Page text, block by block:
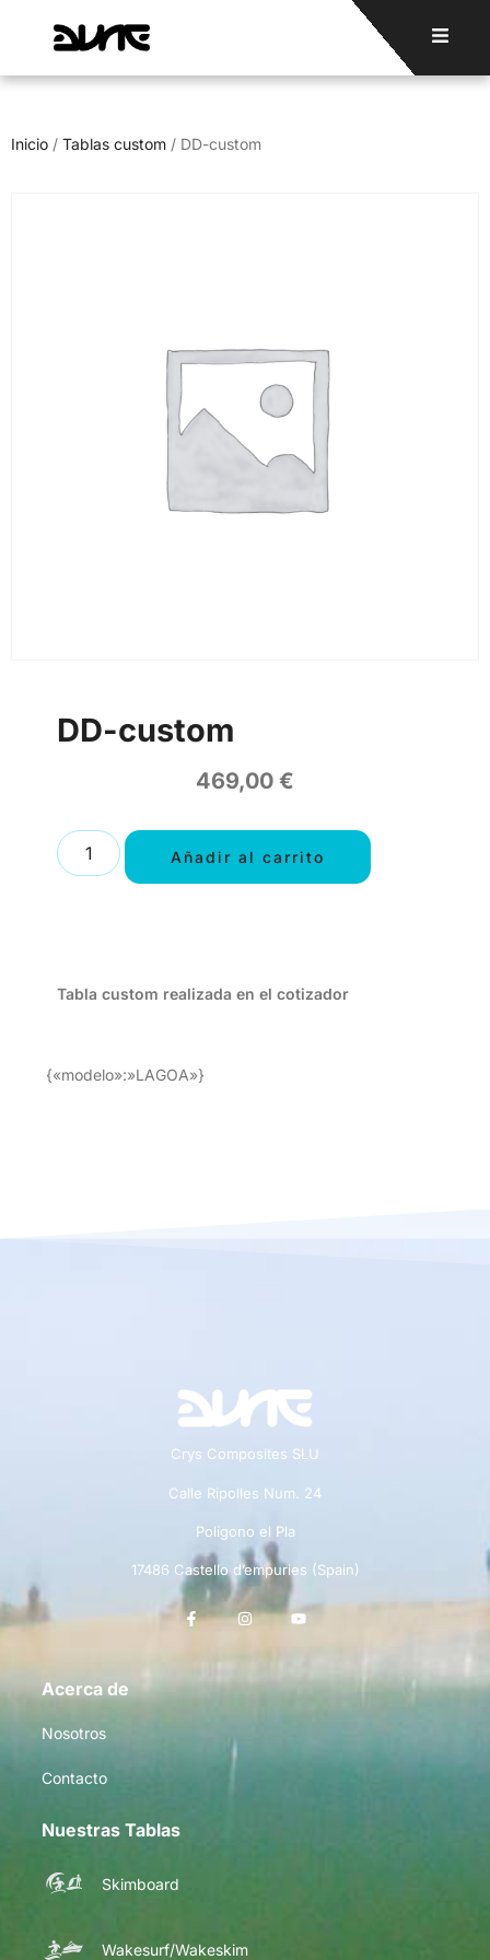
Inicio / Tablas custom / DD-custom
DD-custom
469,00 €
Añadir al carrito
Tabla custom realizada en el cotizador
{«modelo»:»LAGOA»}
Crys Composites SLU
Calle Ripolles Num. 24
Polígono el Pla
17486 Castello d’empuries (Spain)
Acerca de
Nosotros
Contacto
Nuestras Tablas
Skimboard
Wakesurf/Wakeskim